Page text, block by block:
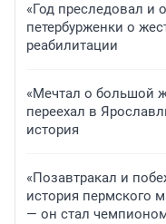
«Год преследовал и
петербурженки о
реабилитации
«Мечтал о большой
переехал в
история
«Позавтракал и
история пермского
— он стал